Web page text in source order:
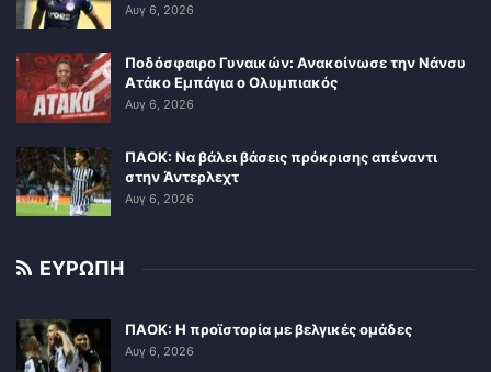
Αυγ 6, 2026
Ποδόσφαιρο Γυναικών: Ανακοίνωσε την Νάνσυ
Ατάκο Εμπάγια ο Ολυμπιακός
Αυγ 6, 2026
ΠΑΟΚ: Να βάλει βάσεις πρόκρισης απέναντι
στην Άντερλεχτ
Αυγ 6, 2026
ΕΥΡΩΠΗ
ΠΑΟΚ: Η προϊστορία με βελγικές ομάδες
Αυγ 6, 2026